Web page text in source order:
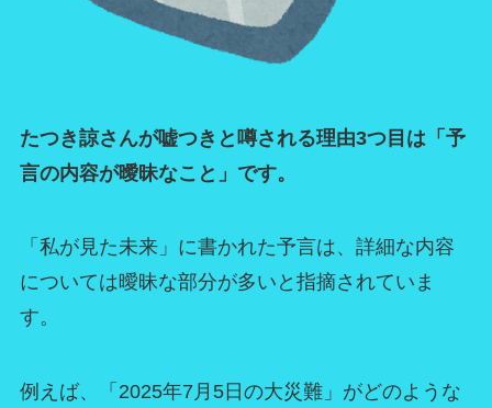
たつき諒さんが嘘つきと噂される理由3つ目は「予
言の内容が曖昧なこと」です。
「私が見た未来」に書かれた予言は、詳細な内容
については曖昧な部分が多いと指摘されていま
す。
例えば、「2025年7月5日の大災難」がどのような